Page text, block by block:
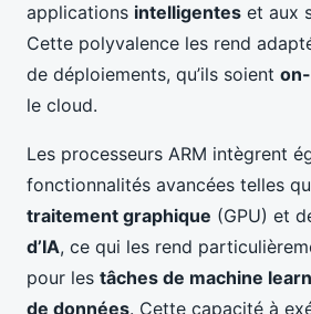
applications intelligentes et aux
Cette polyvalence les rend
de déploiements, qu’ils soient
le cloud.
Les processeurs ARM intègrent
fonctionnalités avancées telles
traitement graphique (GPU) et
d’IA, ce qui les rend
pour les tâches de machine
de données. Cette capacité à